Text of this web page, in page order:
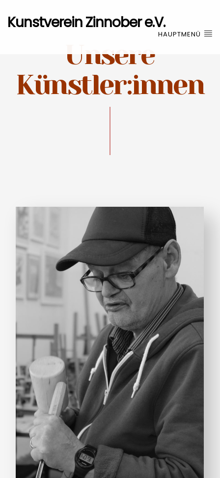
Kunstverein Zinnober e.V.
HAUPTMENÜ
Unsere
Künstler:innen